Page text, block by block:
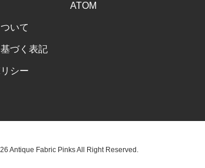
いて
づく表記
シー
ATOM
Antique Fabric Pinks All Right Reserved.